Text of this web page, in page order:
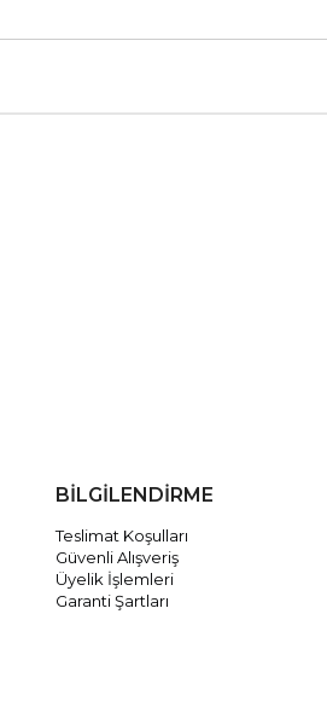
BİLGİLENDİRME
Teslimat Koşulları
Güvenli Alışveriş
Üyelik İşlemleri
Garanti Şartları